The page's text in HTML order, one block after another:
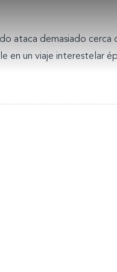
ataca demasiado cerca
en un viaje interestelar